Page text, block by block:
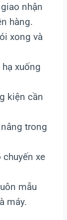
nhận
hàng.
xong và
xuống
kiện cần
trong
xe
mẫu
máy.